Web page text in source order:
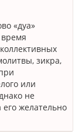
«дуа»
зикра,
или
не
его желательно